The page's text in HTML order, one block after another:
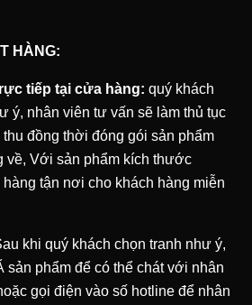
HÀNG:
tiếp tại cửa hàng: quý khách
ý, nhân viên tư vấn sẽ làm thủ tục
đồng thời đóng gói sản phẩm
về, Với sản phẩm kích thước
hàng tận nơi cho khách hàng miễn
khi quý khách chọn tranh như ý,
sản phẩm để có thể chát với nhân
gọi điện vào số hotline để nhân